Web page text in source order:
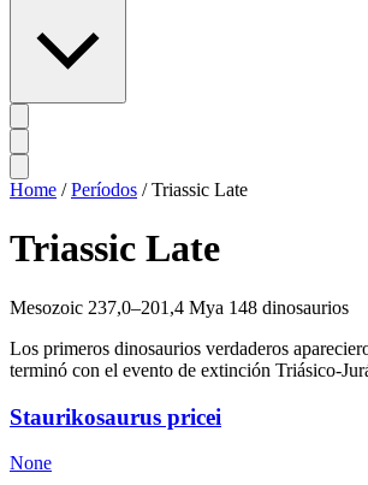
Home / Períodos / Triassic Late
Triassic Late
Mesozoic 237,0–201,4 Mya 148 dinosaurios
Los primeros dinosaurios verdaderos
terminó con el evento de extinción Triásico-
Staurikosaurus pricei
None